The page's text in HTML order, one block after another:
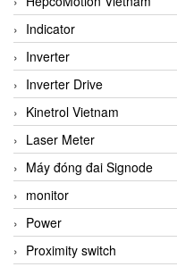
Indicator
Inverter
Inverter Drive
Kinetrol Vietnam
Laser Meter
Máy đóng đai Signode
monitor
Power
Proximity switch